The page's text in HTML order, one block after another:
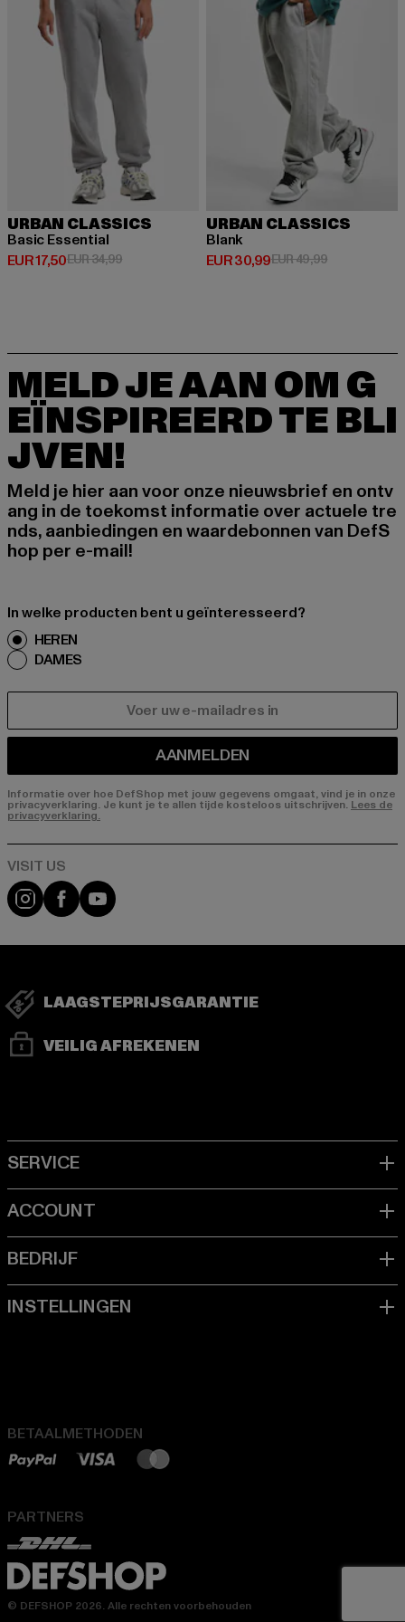
URBAN CLASSICS
Basic Essential
EUR 17,50
Huidige prijs: EUR 17,50
EUR 34,99Actieprijs: EUR 34,99
URBAN CLASSICS
Blank
EUR 30,99
Huidige prijs: EUR 30,99
EUR 49,99Actieprijs:
MELD JE AAN OM G
EÏNSPIREERD TE BLI
JVEN!
Meld je hier aan voor onze nieuwsbrief en ontv
ang in de toekomst informatie over actuele tre
nds, aanbiedingen en waardebonnen van DefS
hop per e-mail!
In welke producten bent u geïnteresseerd?
HEREN
DAMES
AANMELDEN
Informatie over hoe DefShop met jouw gegevens omgaat, vind je in onze
privacyverklaring. Je kunt je te allen tijde kosteloos uitschrijven. Lees de
privacyverklaring.
Visit our Instagram page:
Visit our Facebook page:
Visit our YouTube channel:
LAAGSTEPRIJSGARANTIE
VEILIG AFREKENEN
BETAALMETHODEN
PARTNERS
© DEFSHOP 2026. Alle rechten voorbehouden